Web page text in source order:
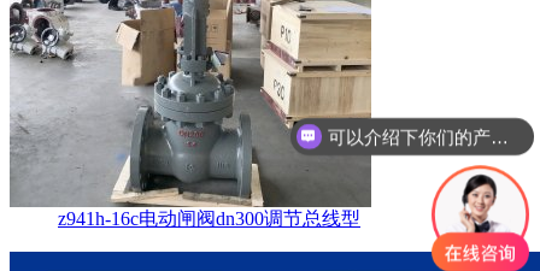
z941h-16c电动闸阀dn300调节总线型
你们是怎么收费的呢？